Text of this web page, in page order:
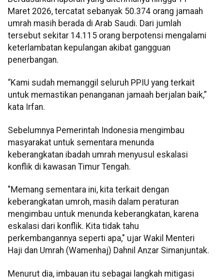
Maret 2026, tercatat sebanyak 50.374 orang jamaah
umrah masih berada di Arab Saudi. Dari jumlah
tersebut sekitar 14.115 orang berpotensi mengalami
keterlambatan kepulangan akibat gangguan
penerbangan.
“Kami sudah memanggil seluruh PPIU yang terkait
untuk memastikan penanganan jamaah berjalan baik,”
kata Irfan.
Sebelumnya Pemerintah Indonesia mengimbau
masyarakat untuk sementara menunda
keberangkatan ibadah umrah menyusul eskalasi
konflik di kawasan Timur Tengah.
"Memang sementara ini, kita terkait dengan
keberangkatan umroh, masih dalam peraturan
mengimbau untuk menunda keberangkatan, karena
eskalasi dari konflik. Kita tidak tahu
perkembangannya seperti apa," ujar Wakil Menteri
Haji dan Umrah (Wamenhaj) Dahnil Anzar Simanjuntak.
Menurut dia, imbauan itu sebagai langkah mitigasi